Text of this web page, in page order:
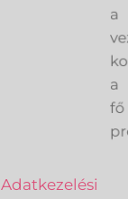
a
a
Adatkezelési